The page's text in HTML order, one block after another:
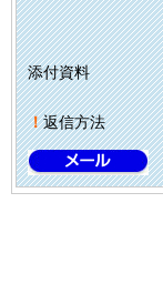
添付資料
！返信方法